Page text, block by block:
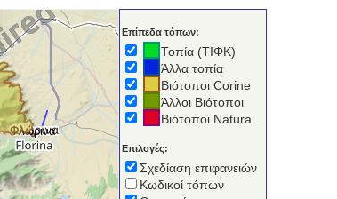
Φλώρινα
Επίπεδα τόπων:
Τοπία (ΤΙΦΚ)
Άλλα τοπία
Βιότοποι Corine
Άλλοι Βιότοποι
Βιότοποι Natura
Επιλογές:
Σχεδίαση επιφανειών
Κωδικοί τόπων